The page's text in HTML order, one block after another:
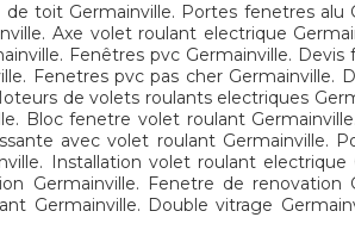
toit Germainville. Portes fenetres alu
Axe volet roulant electrique
Fenêtres pvc Germainville. Devis
Fenetres pvc pas cher Germainville.
de volets roulants electriques
Bloc fenetre volet roulant
avec volet roulant Germainville.
Installation volet roulant electrique
Germainville. Fenetre de renovation
Germainville. Double vitrage